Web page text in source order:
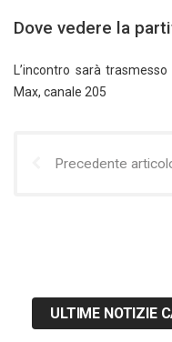
Dove vedere la
L’incontro sarà
Max, canale 205
Precedente
ULTIME NOTIZIE